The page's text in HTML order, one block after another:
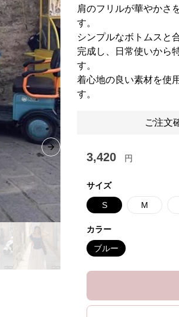
Next slide
肩のフリルが華やかさ
す。
シンプルなボトムスと
完成し、日常使いから
す。
着心地の良い素材を使
す。
ご注文
3,420 円
サイズ
S M
カラー
ブルー